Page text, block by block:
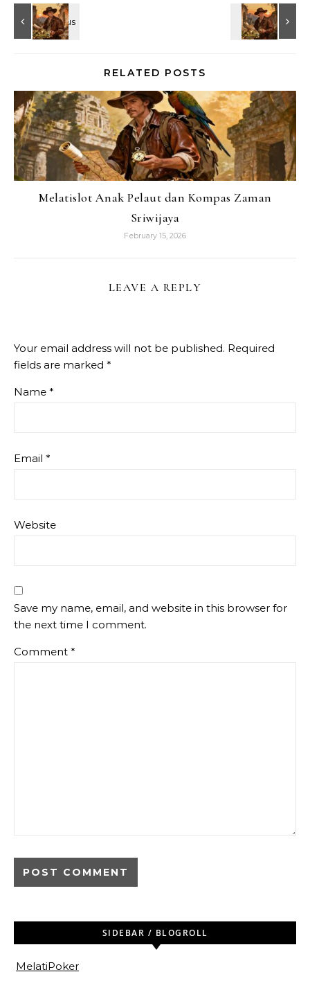
RELATED POSTS
Melatislot Anak Pelaut dan Kompas Zaman
Sriwijaya
February 15, 2026
LEAVE A REPLY
Your email address will not be published. Required
fields are marked *
Name *
Email *
Website
Save my name, email, and website in this browser for
the next time I comment.
Comment *
SIDEBAR / BLOGROLL
MelatiPoker